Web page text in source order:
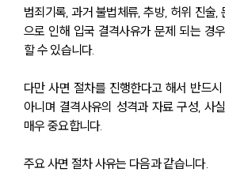
범죄기록, 과거 불법체류, 추방, 허위 진술,
으로 인해 입국 결격사유가 문제 되는 경
할 수 있습니다.
다만 사면 절차를 진행한다고 해서 반드
아니며 결격사유의 성격과 자료 구성, 사
매우 중요합니다.
주요 사면 절차 사유는 다음과 같습니다.